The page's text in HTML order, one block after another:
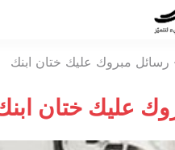
رسائل مبروك عليك ختان ابنك
عليك ختان